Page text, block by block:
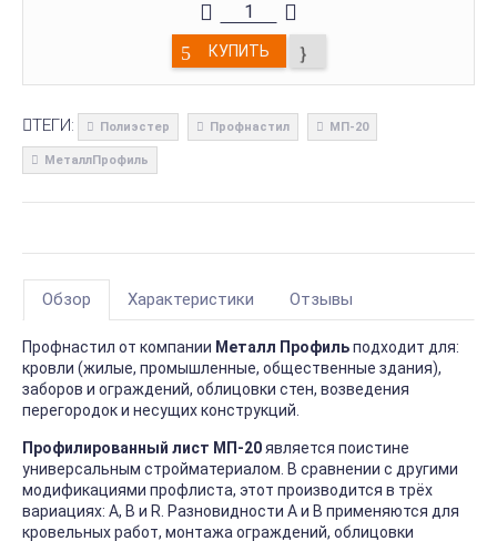
КУПИТЬ
ТЕГИ: Полиэстер Профнастил МП-20
МеталлПрофиль
Обзор Характеристики Отзывы
Профнастил от компании Металл Профильподходит для:
кровли (жилые, промышленные, общественные здания),
заборов и ограждений, облицовки стен, возведения
перегородок и несущих конструкций.
Профилированный лист МП-20является поистине
универсальным стройматериалом. В сравнении с другими
модификациями профлиста, этот производится в трёх
вариациях: А, В и R. Разновидности А и В применяются для
кровельных работ, монтажа ограждений, облицовки